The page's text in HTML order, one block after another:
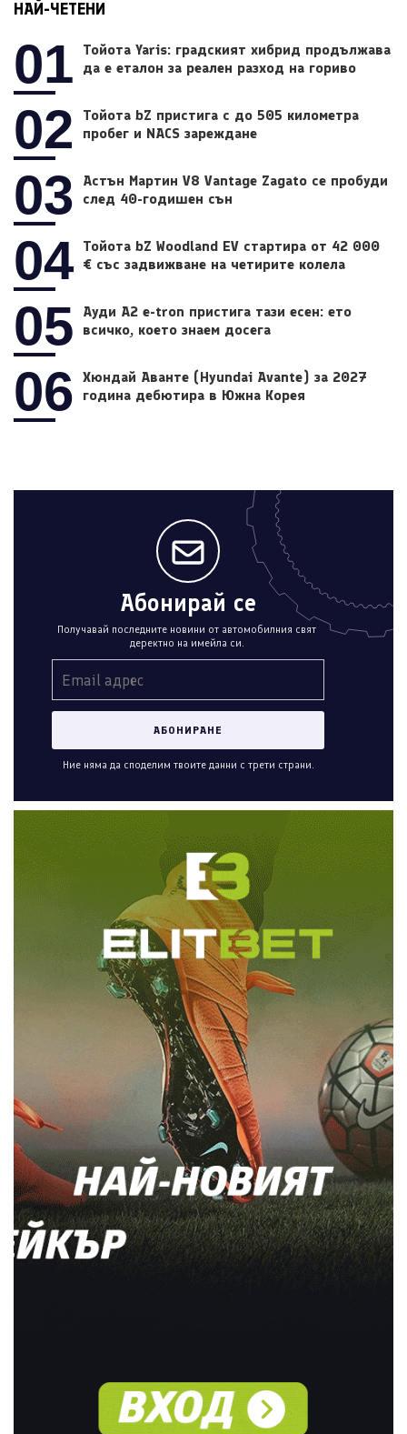
НАЙ-ЧЕТЕНИ
01
Тойота Yaris: градският хибрид продължава
да е еталон за реален разход на гориво
02
Тойота bZ пристига с до 505 километра
пробег и NACS зареждане
03
Астън Мартин V8 Vantage Zagato се пробуди
след 40-годишен сън
04 Тойота bZ Woodland EV стартира от 42 000
€ със задвижване на четирите колела
05
Ауди A2 e-tron пристига тази есен: ето
всичко, което знаем досега
06
Хюндай Аванте (Hyundai Avante) за 2027
година дебютира в Южна Корея
Абонирай се
Получавай последните новини от автомобилния свят
деректно на имейла си.
Ние няма да споделим твоите данни с трети страни.